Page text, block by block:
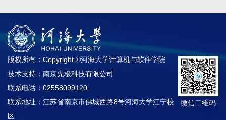
版权所有：Copyright ©河海大学计算机与软件学院
技术支持：南京先极科技有限公司
联系电话：02558099120
联系地址：江苏省南京市佛城西路8号河海大学江宁校
区
微信二维码